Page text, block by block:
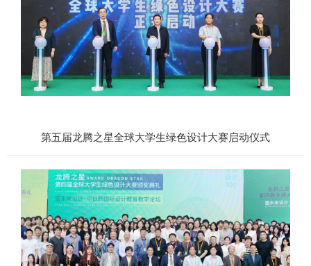
第五届龙腾之星全球大学生绿色设计大赛启动仪式